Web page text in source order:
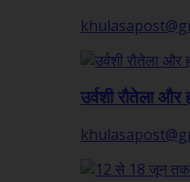
उर्वशी रौतेला